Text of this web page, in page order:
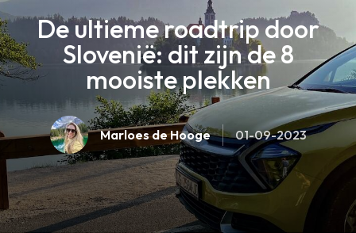
De ultieme roadtrip door
Slovenië: dit zijn de 8
mooiste plekken
Marloes de Hooge 01-09-2023